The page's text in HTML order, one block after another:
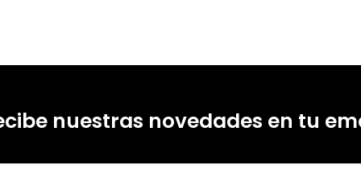
nuestras novedades en tu